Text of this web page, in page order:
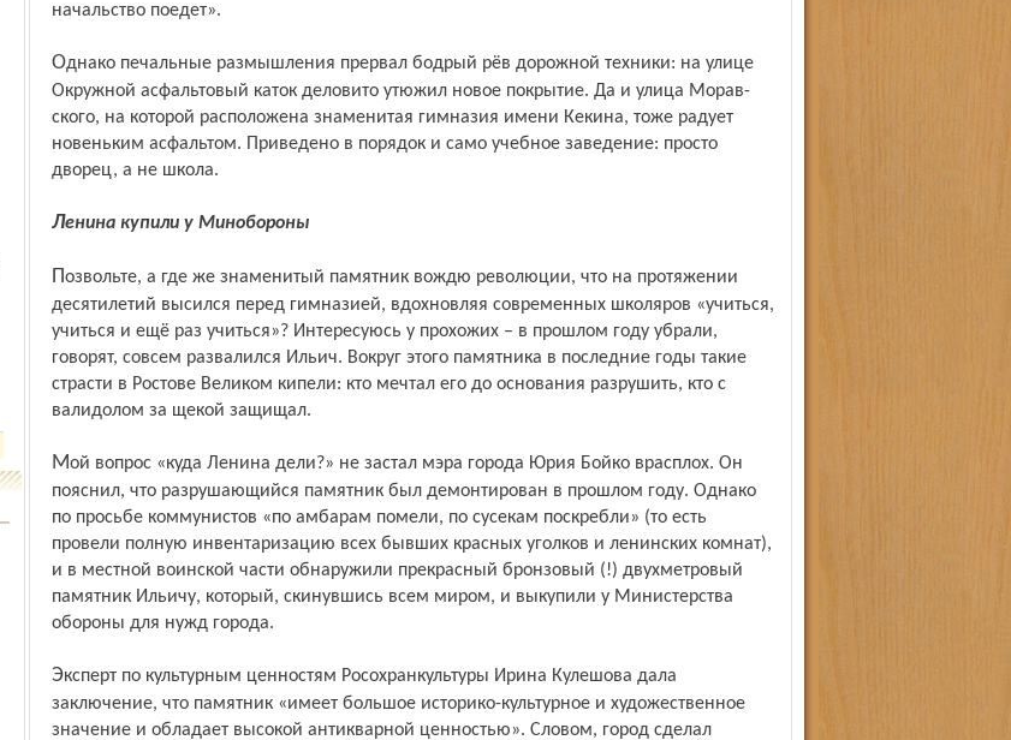
начальство поедет».
Однако печальные размышления прервал бодрый рёв дорожной техники: на улице
Окружной асфальтовый каток деловито утюжил новое покрытие. Да и улица Морав­
ского, на которой расположена знаменитая гимназия имени Кекина, тоже радует
новеньким асфальтом. Приведено в порядок и само учебное заведение: просто
дворец, а не школа.
Ленина купили у Минобороны
Позвольте, а где же знаменитый памятник вождю революции, что на протяжении
десятилетий высился перед гимназией, вдохновляя современных школяров «учиться,
учиться и ещё раз учиться»? Интересуюсь у прохожих – в прошлом году убрали,
говорят, совсем развалился Ильич. Вокруг этого памятника в последние годы такие
страсти в Ростове Великом кипели: кто мечтал его до основания разрушить, кто с
валидолом за щекой защищал.
Мой вопрос «куда Ленина дели?» не застал мэра города Юрия Бойко врасплох. Он
пояснил, что разрушающийся памятник был демонтирован в прошлом году. Однако
по просьбе коммунистов «по амбарам помели, по сусекам поскребли» (то есть
провели полную инвентаризацию всех бывших красных уголков и ленинских комнат),
и в местной воинской части обнаружили прекрасный бронзовый (!) двухметровый
памятник Ильичу, который, скинувшись всем миром, и выкупили у Министерства
обороны для нужд города.
Эксперт по культурным ценностям Росохранкультуры Ирина Кулешова дала
заключение, что памятник «имеет большое историко-культурное и художественное
значение и обладает высокой антикварной ценностью». Словом, город сделал